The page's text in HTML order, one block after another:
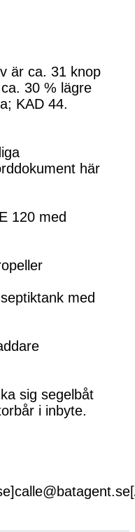
är ca. 31 knop
30 % lägre
KAD 44.
här
120 med
med
sig segelbåt
i inbyte.